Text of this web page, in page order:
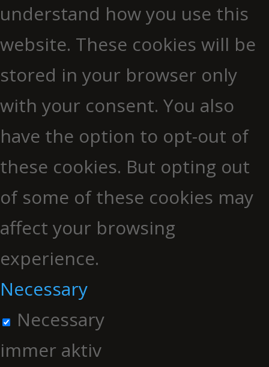
understand how you use this
website. These cookies will be
stored in your browser only
with your consent. You also
have the option to opt-out of
these cookies. But opting out
of some of these cookies may
affect your browsing
experience.
Necessary
Necessary
immer aktiv